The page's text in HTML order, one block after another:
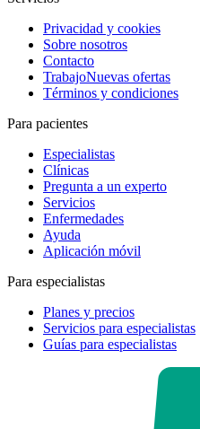
Privacidad y cookies
Sobre nosotros
Contacto
TrabajoNuevas ofertas
Términos y condiciones
Para pacientes
Especialistas
Clínicas
Pregunta a un experto
Servicios
Enfermedades
Ayuda
Aplicación móvil
Para especialistas
Planes y precios
Servicios para especialistas
Guías para especialistas